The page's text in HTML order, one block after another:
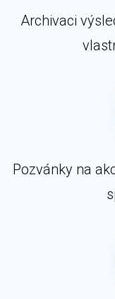
Archivaci
Pozvánky na